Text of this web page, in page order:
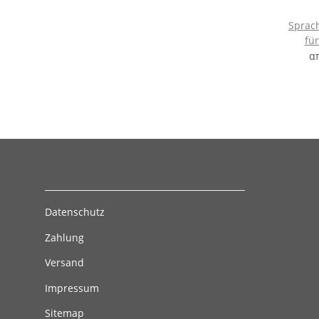
für
Datenschutz
Zahlung
Versand
Impressum
Sitemap